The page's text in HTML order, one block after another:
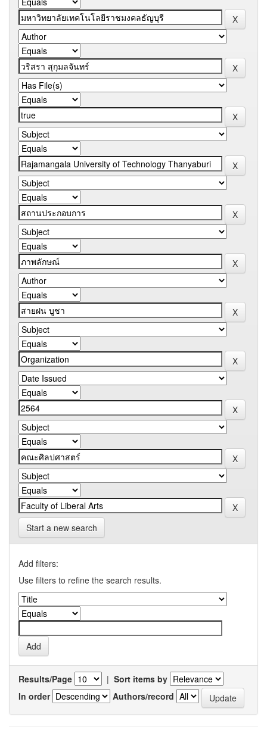
Start a new search
Add filters:
Use filters to refine the search results.
Results/Page | Sort items by
In order
Authors/record